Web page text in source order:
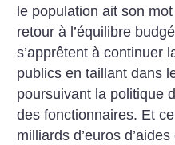
le population ait son
retour à l’équilibre
s’apprêtent à continuer
publics en taillant dans
poursuivant la politique
des fonctionnaires. Et
milliards d’euros